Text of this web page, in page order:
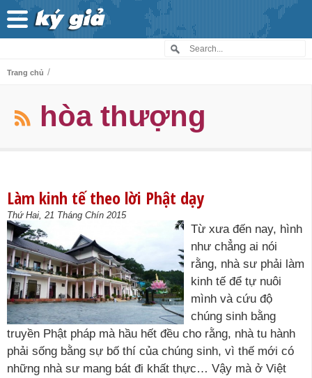
Trang chủ /
hòa thượng
Làm kinh tế theo lời Phật dạy
Thứ Hai, 21 Tháng Chín 2015
Từ xưa đến nay, hình
như chẳng ai nói
rằng, nhà sư phải làm
kinh tế để tự nuôi
mình và cứu độ
chúng sinh bằng
truyền Phật pháp mà hầu hết đều cho rằng, nhà tu hành
phải sống bằng sự bố thí của chúng sinh, vì thế mới có
những nhà sư mang bát đi khất thực… Vậy mà ở Việt